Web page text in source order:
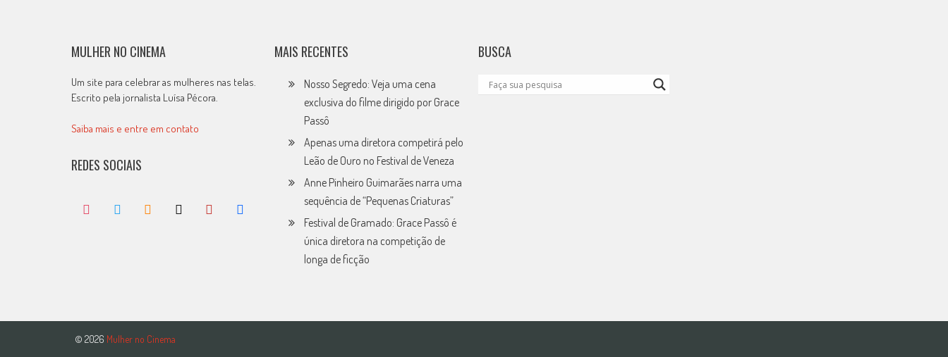
MULHER NO CINEMA
Um site para celebrar as mulheres nas telas.
Escrito pela jornalista Luísa Pécora.
Saiba mais e entre em contato
REDES SOCIAIS
MAIS RECENTES
Nosso Segredo: Veja uma cena
exclusiva do filme dirigido por Grace
Passô
Apenas uma diretora competirá pelo
Leão de Ouro no Festival de Veneza
Anne Pinheiro Guimarães narra uma
sequência de “Pequenas Criaturas”
Festival de Gramado: Grace Passô é
única diretora na competição de
longa de ficção
BUSCA
© 2026 Mulher no Cinema